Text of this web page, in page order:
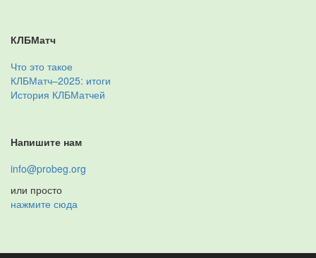
КЛБМатч
Что это такое
КЛБМатч–2025: итоги
История КЛБМатчей
Напишите нам
info@probeg.org
или просто
нажмите сюда